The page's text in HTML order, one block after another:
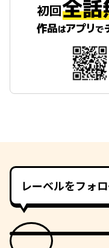
レーベルをフォ